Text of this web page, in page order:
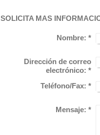
SOLICITA MAS
Nombre: *
Dirección de correo
electrónico: *
Teléfono/Fax: *
Mensaje: *